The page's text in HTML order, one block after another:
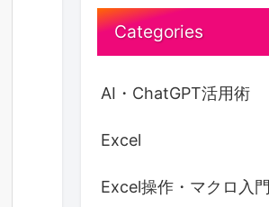
Categories
AI・ChatGPT活用術
Excel
Excel操作・マクロ入門